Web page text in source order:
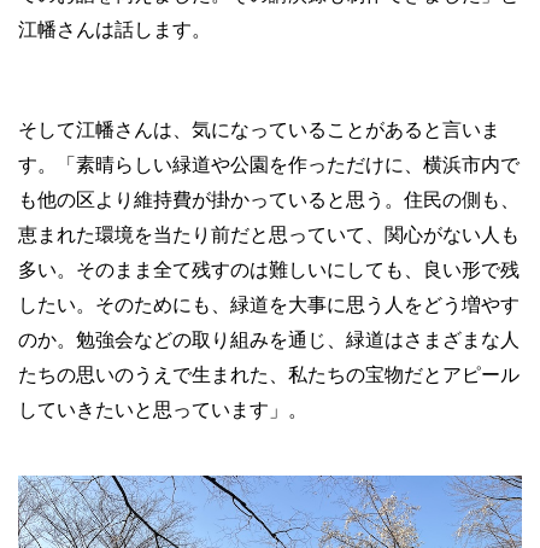
江幡さんは話します。
そして江幡さんは、気になっていることがあると言いま
す。「素晴らしい緑道や公園を作っただけに、横浜市内で
も他の区より維持費が掛かっていると思う。住民の側も、
恵まれた環境を当たり前だと思っていて、関心がない人も
多い。そのまま全て残すのは難しいにしても、良い形で残
したい。そのためにも、緑道を大事に思う人をどう増やす
のか。勉強会などの取り組みを通じ、緑道はさまざまな人
たちの思いのうえで生まれた、私たちの宝物だとアピール
していきたいと思っています」。